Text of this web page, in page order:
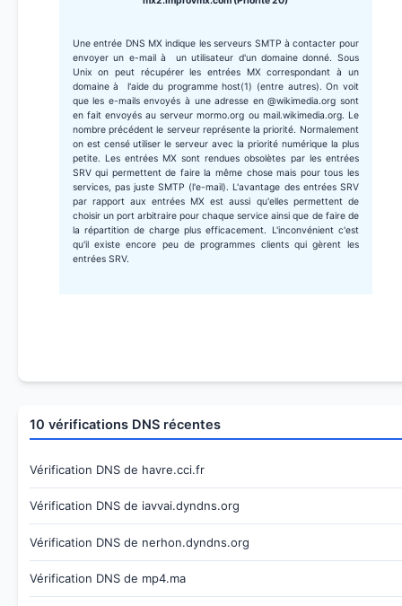
Une entrée DNS MX indique les serveurs SMTP à contacter pour
envoyer un e-mail à un utilisateur d'un domaine donné. Sous
Unix on peut récupérer les entrées MX correspondant à un
domaine à l'aide du programme host(1) (entre autres). On voit
que les e-mails envoyés à une adresse en @wikimedia.org sont
en fait envoyés au serveur mormo.org ou mail.wikimedia.org. Le
nombre précédent le serveur représente la priorité. Normalement
on est censé utiliser le serveur avec la priorité numérique la plus
petite. Les entrées MX sont rendues obsolètes par les entrées
SRV qui permettent de faire la même chose mais pour tous les
services, pas juste SMTP (l'e-mail). L'avantage des entrées SRV
par rapport aux entrées MX est aussi qu'elles permettent de
choisir un port arbitraire pour chaque service ainsi que de faire de
la répartition de charge plus efficacement. L'inconvénient c'est
qu'il existe encore peu de programmes clients qui gèrent les
entrées SRV.
10 vérifications DNS récentes
Vérification DNS de havre.cci.fr
Vérification DNS de iavvai.dyndns.org
Vérification DNS de nerhon.dyndns.org
Vérification DNS de mp4.ma